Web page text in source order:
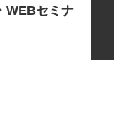
WEBセミナ